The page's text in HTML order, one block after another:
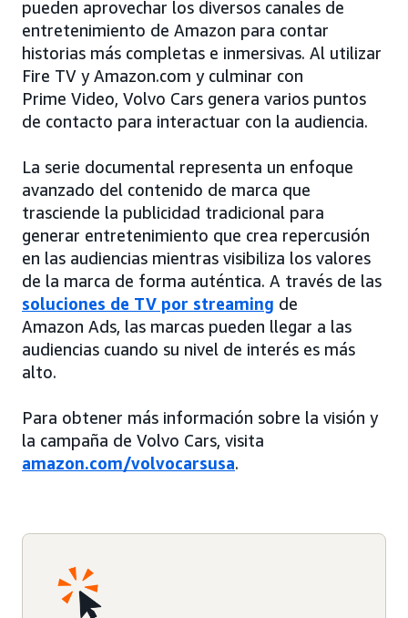
pueden aprovechar los diversos canales de
entretenimiento de Amazon para contar
historias más completas e inmersivas. Al utilizar
Fire TV y Amazon.com y culminar con
Prime Video, Volvo Cars genera varios puntos
de contacto para interactuar con la audiencia.
La serie documental representa un enfoque
avanzado del contenido de marca que
trasciende la publicidad tradicional para
generar entretenimiento que crea repercusión
en las audiencias mientras visibiliza los valores
de la marca de forma auténtica. A través de las
soluciones de TV por streaming de
Amazon Ads, las marcas pueden llegar a las
audiencias cuando su nivel de interés es más
alto.
Para obtener más información sobre la visión y
la campaña de Volvo Cars, visita
amazon.com/volvocarsusa.